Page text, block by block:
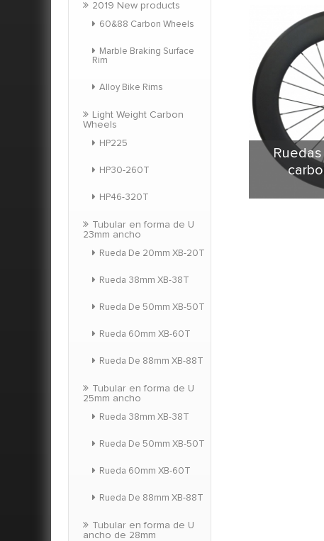
2019 New products
60&88 Carbon Wheels
Marble Braking Surface
Rim
Alloy Bike Rims
Light Weight Carbon
Wheels
HP225
HP30-260T
HP46-320T
Tubular en forma de U
23mm ancho
Rueda De 20mm XB-20T
Rueda 38mm XB-38T
Rueda De 50mm XB-50T
Rueda 60mm XB-60T
Rueda De 88mm XB-88T
Tubular en forma de U
25mm ancho
Rueda 38mm XB-38T
Rueda De 50mm XB-50T
Rueda 60mm XB-60T
Rueda De 88mm XB-88T
Tubular en forma de U
ancho de 28mm